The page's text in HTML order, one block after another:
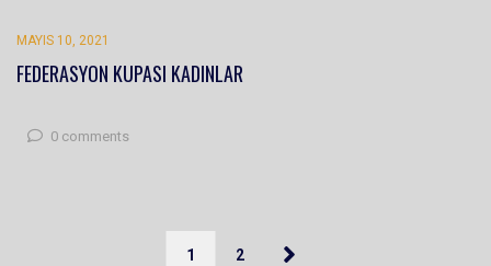
MAYIS 10, 2021
FEDERASYON KUPASI KADINLAR
0 comments
1 2